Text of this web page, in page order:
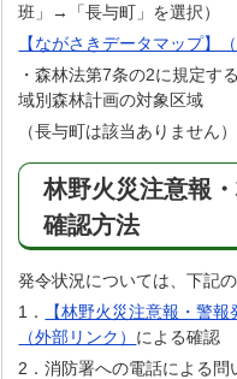
班」→「長与町」を選択）
【ながさきデータマップ】
・森林法第7条の2に規定す
域別森林計画の対象区域
（長与町は該当ありません）
林野火災注意報
確認方法
発令状況については、下記
1．
【林野火災注意報・警
（外部リンク） による確認
2．消防署への電話による問